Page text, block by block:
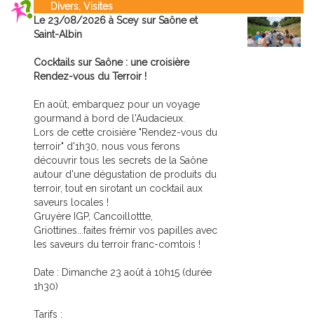
Divers, Visites
Le 23/08/2026 à Scey sur Saône et
Saint-Albin
Cocktails sur Saône : une croisière
Rendez-vous du Terroir !
En août, embarquez pour un voyage
gourmand à bord de l'Audacieux.
Lors de cette croisière "Rendez-vous du
terroir" d'1h30, nous vous ferons
découvrir tous les secrets de la Saône
autour d'une dégustation de produits du
terroir, tout en sirotant un cocktail aux
saveurs locales !
Gruyère IGP, Cancoillottte,
Griottines...faites frémir vos papilles avec
les saveurs du terroir franc-comtois !
Date : Dimanche 23 août à 10h15 (durée
1h30)
Tarifs :